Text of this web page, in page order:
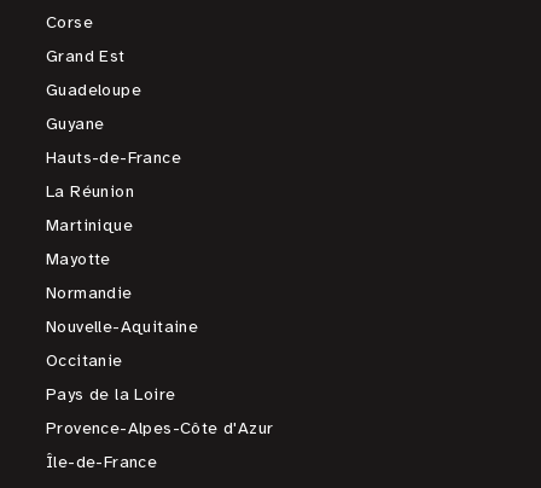
Corse
Grand Est
Guadeloupe
Guyane
Hauts-de-France
La Réunion
Martinique
Mayotte
Normandie
Nouvelle-Aquitaine
Occitanie
Pays de la Loire
Provence-Alpes-Côte d'Azur
Île-de-France